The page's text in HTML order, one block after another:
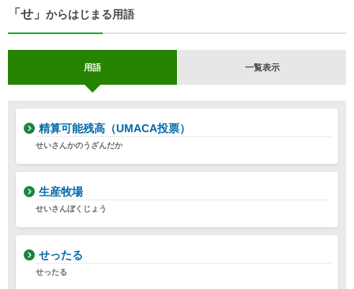
「せ」 からはじまる用語
用語 一覧表示
精算可能残高（UMACA投票）
せいさんかのうざんだか
生産牧場
せいさんぼくじょう
せったる
せったる